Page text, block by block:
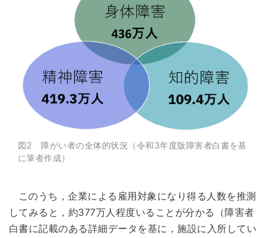
図2 障がい者の全体的状況（令和3年度版障害者白書を基
に筆者作成）
このうち，企業による雇用対象になり得る人数を推測
してみると，約377万人程度いることが分かる（障害者
白書に記載のある詳細データを基に，施設に入所してい